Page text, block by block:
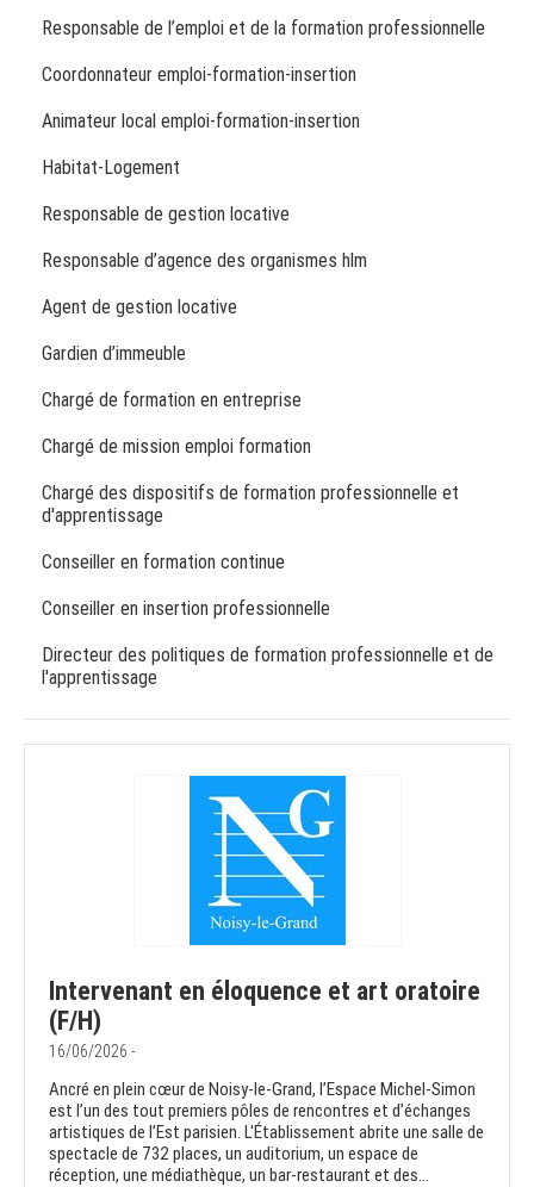
Responsable de l’emploi et de la formation professionnelle
Coordonnateur emploi-formation-insertion
Animateur local emploi-formation-insertion
Habitat-Logement
Responsable de gestion locative
Responsable d’agence des organismes hlm
Agent de gestion locative
Gardien d’immeuble
Chargé de formation en entreprise
Chargé de mission emploi formation
Chargé des dispositifs de formation professionnelle et
d'apprentissage
Conseiller en formation continue
Conseiller en insertion professionnelle
Directeur des politiques de formation professionnelle et de
l'apprentissage
Intervenant en éloquence et art oratoire
(F/H)
16/06/2026 -
Ancré en plein cœur de Noisy-le-Grand, l’Espace Michel-Simon
est l’un des tout premiers pôles de rencontres et d’échanges
artistiques de l’Est parisien. L'Établissement abrite une salle de
spectacle de 732 places, un auditorium, un espace de
réception, une médiathèque, un bar-restaurant et des...